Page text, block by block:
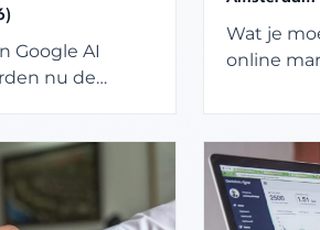
Google AI
nu de
Wat je
online
voor MKB